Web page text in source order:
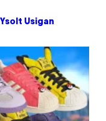
Ysolt Usigan